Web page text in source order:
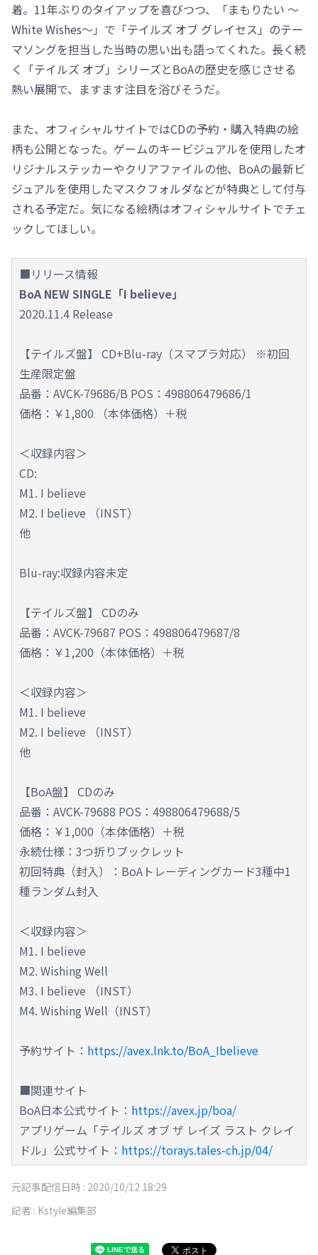
着。11年ぶりのタイアップを喜びつつ、「まもりたい ～
White Wishes～」で「テイルズ オブ グレイセス」のテー
マソングを担当した当時の思い出も語ってくれた。長く続
く「テイルズ オブ」シリーズとBoAの歴史を感じさせる
熱い展開で、ますます注目を浴びそうだ。
また、オフィシャルサイトではCDの予約・購入特典の絵
柄も公開となった。ゲームのキービジュアルを使用したオ
リジナルステッカーやクリアファイルの他、BoAの最新ビ
ジュアルを使用したマスクフォルダなどが特典として付与
される予定だ。気になる絵柄はオフィシャルサイトでチェ
ックしてほしい。
■リリース情報
BoA NEW SINGLE「I believe」
2020.11.4 Release
【テイルズ盤】 CD+Blu-ray（スマプラ対応） ※初回
生産限定盤
品番：AVCK-79686/B POS：498806479686/1
価格：￥1,800 （本体価格）＋税
＜収録内容＞
CD:
M1. I believe
M2. I believe （INST）
他
Blu-ray:収録内容未定
【テイルズ盤】 CDのみ
品番：AVCK-79687 POS：498806479687/8
価格：￥1,200（本体価格）＋税
＜収録内容＞
M1. I believe
M2. I believe （INST）
他
【BoA盤】 CDのみ
品番：AVCK-79688 POS：498806479688/5
価格：￥1,000（本体価格）＋税
永続仕様：3つ折りブックレット
初回特典（封入）：BoAトレーディングカード3種中1
種ランダム封入
＜収録内容＞
M1. I believe
M2. Wishing Well
M3. I believe （INST）
M4. Wishing Well（INST）
予約サイト： https://avex.lnk.to/BoA_Ibelieve
■関連サイト
BoA日本公式サイト： https://avex.jp/boa/
アプリゲーム「テイルズ オブ ザ レイズ ラスト クレイ
ドル」公式サイト： https://torays.tales-ch.jp/04/
元記事配信日時 : 2020/10/12 18:29
記者 : Kstyle編集部